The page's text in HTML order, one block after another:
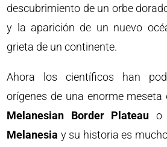
descubrimiento de un orbe
y la aparición de un nuevo
grieta de un continente.
Ahora los científicos han
orígenes de una enorme
Melanesian Border Plateau o
Melanesia y su historia es